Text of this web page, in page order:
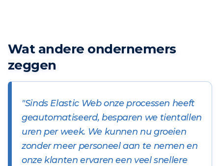
Wat andere ondernemers
zeggen
"Sinds Elastic Web onze processen heeft
geautomatiseerd, besparen we tientallen
uren per week. We kunnen nu groeien
zonder meer personeel aan te nemen en
onze klanten ervaren een veel snellere